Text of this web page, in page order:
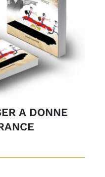
A DONNE